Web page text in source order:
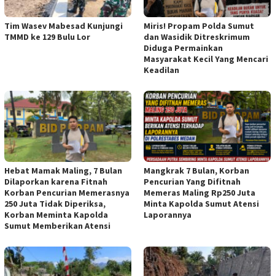
Tim Wasev Mabesad Kunjungi
TMMD ke 129 Bulu Lor
Miris! Propam Polda Sumut
dan Wasidik Ditreskrimum
Diduga Permainkan
Masyarakat Kecil Yang Mencari
Keadilan
Hebat Mamak Maling, 7 Bulan
Dilaporkan karena Fitnah
Korban Pencurian Memerasnya
250 Juta Tidak Diperiksa,
Korban Meminta Kapolda
Sumut Memberikan Atensi
Mangkrak 7 Bulan, Korban
Pencurian Yang Difitnah
Memeras Maling Rp250 Juta
Minta Kapolda Sumut Atensi
Laporannya